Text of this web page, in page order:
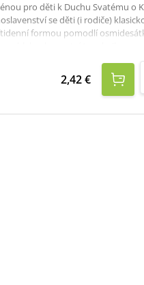
pro děti k Duchu Svatému o
se děti (i rodiče)
formou pomodlí
a formou
s obrázky se dozvědí, s jakou
barvou a s jakou svátostí
desátky
Litánie k Duchu Svätému s
2,42 €